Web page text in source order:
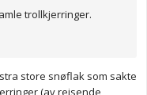
trollkjerringer.
store snøflak som sakte
(av reisende,